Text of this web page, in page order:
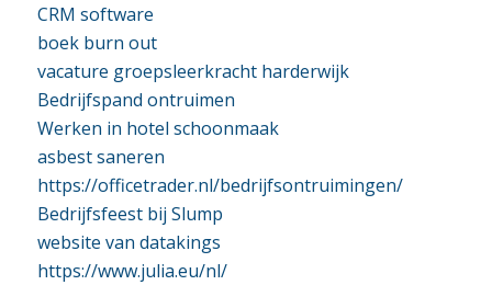
CRM software
boek burn out
vacature groepsleerkracht harderwijk
Bedrijfspand ontruimen
Werken in hotel schoonmaak
asbest saneren
https://officetrader.nl/bedrijfsontruimingen/
Bedrijfsfeest bij Slump
website van datakings
https://www.julia.eu/nl/